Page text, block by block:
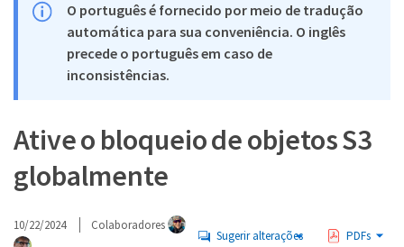
O português é fornecido por meio de tradução
automática para sua conveniência. O inglês
precede o português em caso de
inconsistências.
Ative o bloqueio de objetos S3
globalmente
10/22/2024 Colaboradores
Sugerir alterações PDFs